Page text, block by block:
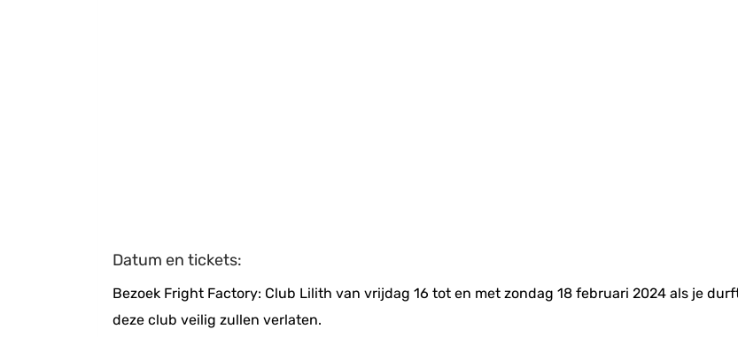
Datum en tickets:
Bezoek Fright Factory: Club Lilith van vrijdag 16 tot en met zondag 18 februari 2024 als je
deze club veilig zullen verlaten.